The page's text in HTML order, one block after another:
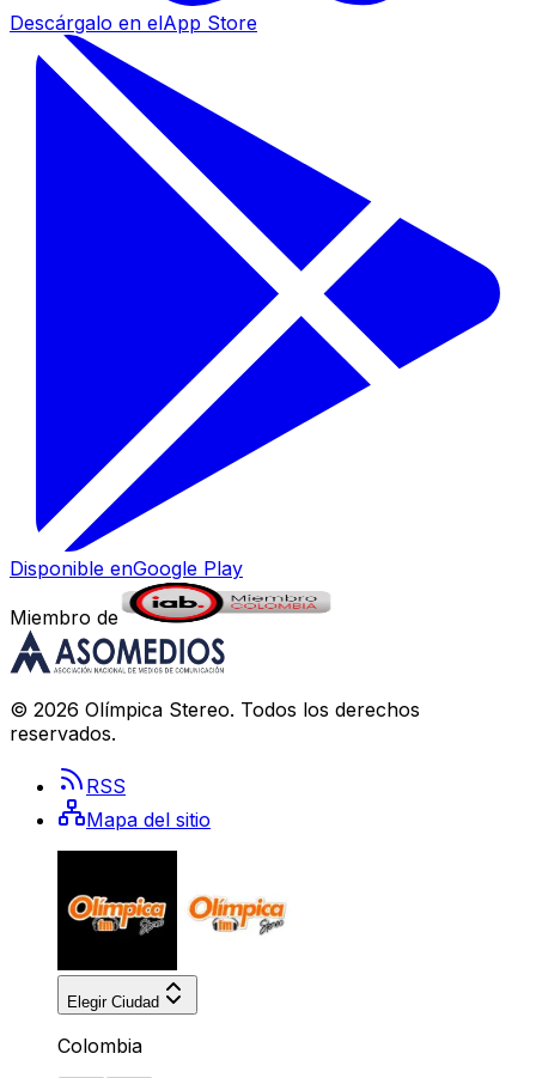
Descárgalo en elApp Store
Disponible enGoogle Play
Miembro de
© 2026 Olímpica Stereo. Todos los derechos
reservados.
RSS
Mapa del sitio
Elegir Ciudad
Colombia